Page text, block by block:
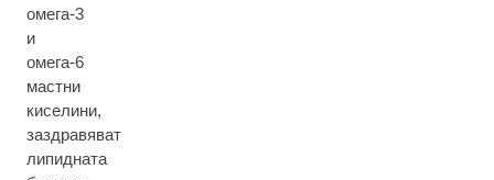
омега-3
и
омега-6
мастни
киселини,
заздравяват
липидната